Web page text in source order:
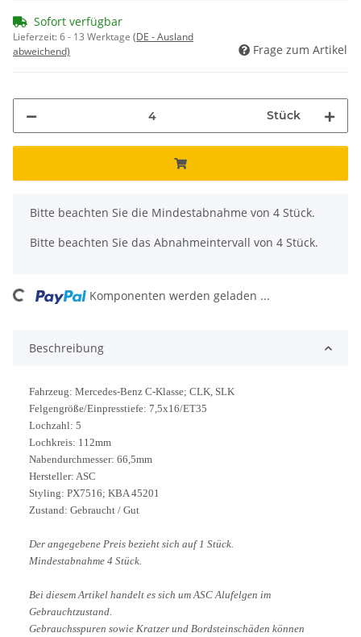
Sofort verfügbar
Lieferzeit:6 - 13 Werktage (DE - Ausland
abweichend)
Frage zum Artikel
Stück
x
Bitte beachten Sie die Mindestabnahme von 4 Stück.
Bitte beachten Sie das Abnahmeintervall von 4 Stück.
Komponenten werden geladen ...
Beschreibung
Fahrzeug: Mercedes-Benz C-Klasse; CLK, SLK
Felgengröße/Einpresstiefe: 7,5x16/ET35
Lochzahl: 5
Lochkreis: 112mm
Nabendurchmesser: 66,5mm
Hersteller: ASC
Styling: PX7516; KBA 45201
Zustand: Gebraucht / Gut
Der angegebene Preis bezieht sich auf 1 Stück.
Mindestabnahme 4 Stück.
Bei diesem Artikel handelt es sich um ASC Alufelgen im
Gebrauchtzustand.
Gebrauchsspuren sowie Kratzer und Bordsteinschäden können